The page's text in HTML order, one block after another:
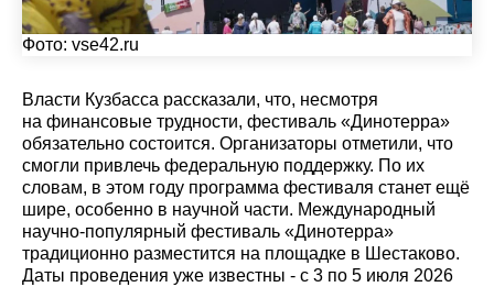
Фото: vse42.ru
Власти Кузбасса рассказали, что, несмотря
на финансовые трудности, фестиваль «Динотерра»
обязательно состоится. Организаторы отметили, что
смогли привлечь федеральную поддержку. По их
словам, в этом году программа фестиваля станет ещё
шире, особенно в научной части. Международный
научно-популярный фестиваль «Динотерра»
традиционно разместится на площадке в Шестаково.
Даты проведения уже известны - с 3 по 5 июля 2026